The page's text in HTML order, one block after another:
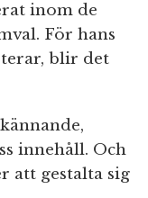
inom de
För hans
blir det
innehåll. Och
att gestalta sig